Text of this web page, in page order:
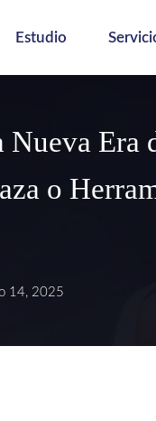
Estudio
Era
o
14, 2025